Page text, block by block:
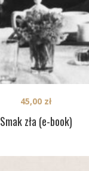
Smak zła (e-book)
45,00 zł